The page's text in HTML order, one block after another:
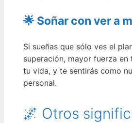
🌟 Soñar con ver a
Si sueñas que sólo ves el
superación, mayor fuerza
tu vida, y te sentirás como
personal.
🌌 Otros